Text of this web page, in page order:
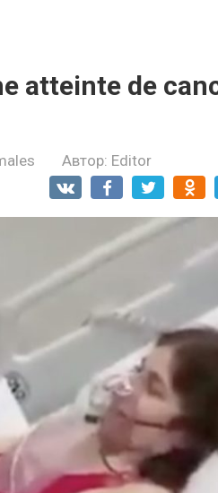
аtteinte de
Автор: Editor